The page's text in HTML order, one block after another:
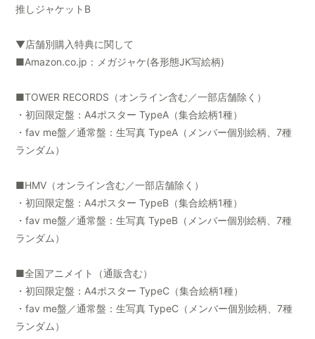
推しジャケットB
▼店舗別購入特典に関して
■Amazon.co.jp：メガジャケ(各形態JK写絵柄)
■TOWER RECORDS（オンライン含む／一部店舗除く）
・初回限定盤：A4ポスター TypeA（集合絵柄1種）
・fav me盤／通常盤：生写真 TypeA（メンバー個別絵柄、7種
ランダム）
■HMV（オンライン含む／一部店舗除く）
・初回限定盤：A4ポスター TypeB（集合絵柄1種）
・fav me盤／通常盤：生写真 TypeB（メンバー個別絵柄、7種
ランダム）
■全国アニメイト（通販含む）
・初回限定盤：A4ポスター TypeC（集合絵柄1種）
・fav me盤／通常盤：生写真 TypeC（メンバー個別絵柄、7種
ランダム）